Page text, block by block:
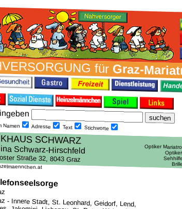
fürGraz-
Namen Adresse Text Stich­worte
- Innere Stadt, St. Leonhard, Geidorf, Lend,
Jakomini, Liebenau, St. Peter, Waltendorf,
Mariatrost, Andritz, Gösting, Eggenberg,
Straßgang und Puntigam /